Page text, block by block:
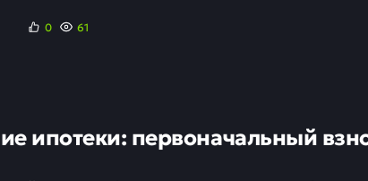
0 61
ипотеки: первоначальный